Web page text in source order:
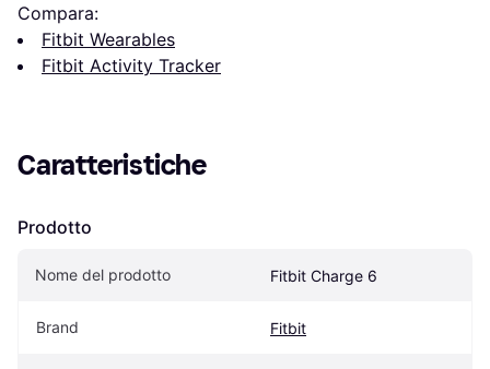
Compara:
Fitbit Wearables
Fitbit Activity Tracker
Caratteristiche
Prodotto
Nome del prodotto Fitbit Charge 6
Brand Fitbit